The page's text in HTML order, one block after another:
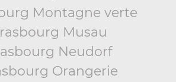
Montagne verte
Musau
Neudorf
Orangerie